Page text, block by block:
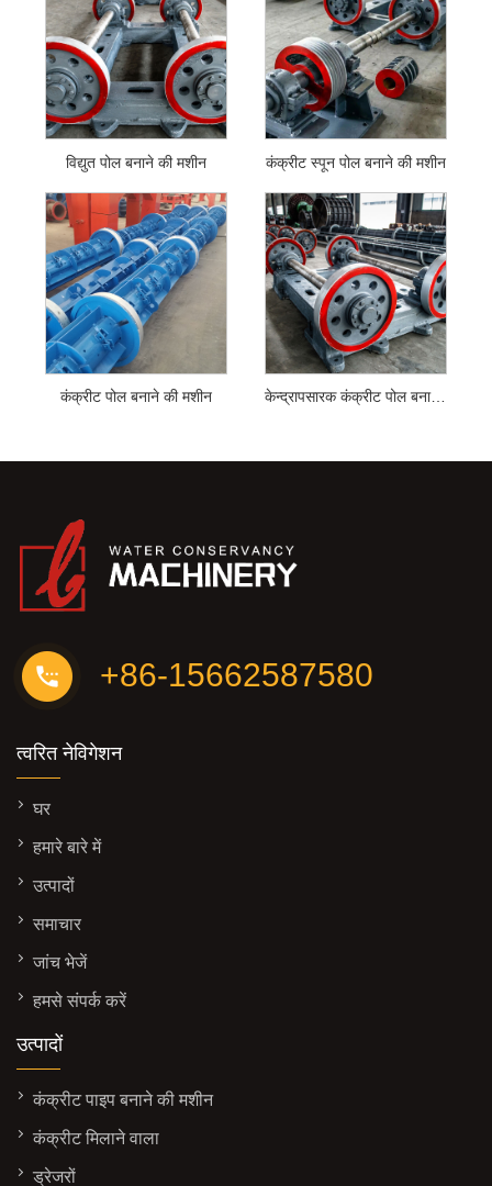
विद्युत पोल बनाने की मशीन कंक्रीट स्पून पोल बनाने की मशीन
कंक्रीट पोल बनाने की मशीन केन्द्रापसारक कंक्रीट पोल बनाने की मशीन
+86-15662587580
त्वरित नेविगेशन
घर
हमारे बारे में
उत्पादों
समाचार
जांच भेजें
हमसे संपर्क करें
उत्पादों
कंक्रीट पाइप बनाने की मशीन
कंक्रीट मिलाने वाला
ड्रेजरों